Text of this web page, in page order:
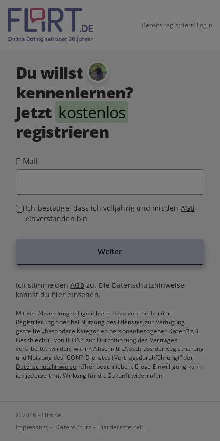
Bereits registriert? Login
Du willst
kennenlernen?
Jetzt kostenlos
registrieren
E-Mail
Ich bestätige, dass ich volljährig und mit den AGB
einverstanden bin.
Weiter
Ich stimme denAGB zu. Die Datenschutzhinweise
kannst du hiereinsehen.
Mit der Absendung willige ich ein, dass von mir bei der
Registrierung oder bei Nutzung des Dienstes zur Verfügung
gestellte„besondere Kategorien personenbezogener Daten“(z.B.
Geschlecht) , von ICONY zur Durchführung des Vertrages
verarbeitet werden, wie im Abschnitt „Abschluss der Registrierung
und Nutzung des ICONY-Dienstes (Vertragsdurchführung)“ der
Datenschutzhinweise näher beschrieben. Diese Einwilligung kann
ich jederzeit mit Wirkung für die Zukunft widerrufen.
© 2026 - Flirt.de
Impressum
Datenschutz Barrierefreiheit